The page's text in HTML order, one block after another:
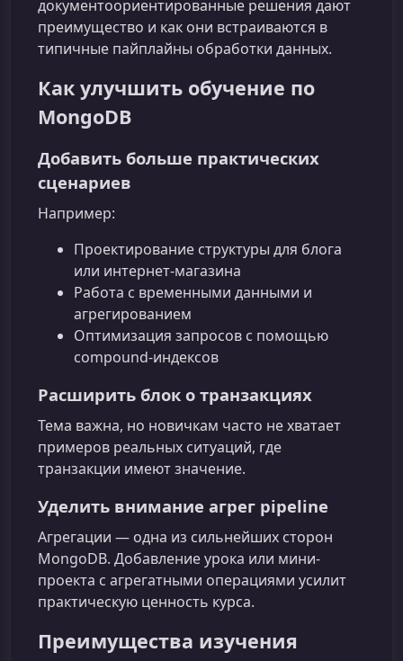
документоориентированные решения дают
преимущество и как они встраиваются в
типичные пайплайны обработки данных.
Как улучшить обучение по
MongoDB
Добавить больше практических
сценариев
Например:
Проектирование структуры для блога
или интернет-магазина
Работа с временными данными и
агрегированием
Оптимизация запросов с помощью
compound-индексов
Расширить блок о транзакциях
Тема важна, но новичкам часто не хватает
примеров реальных ситуаций, где
транзакции имеют значение.
Уделить внимание агрег pipeline
Агрегации — одна из сильнейших сторон
MongoDB. Добавление урока или мини-
проекта с агрегатными операциями усилит
практическую ценность курса.
Преимущества изучения